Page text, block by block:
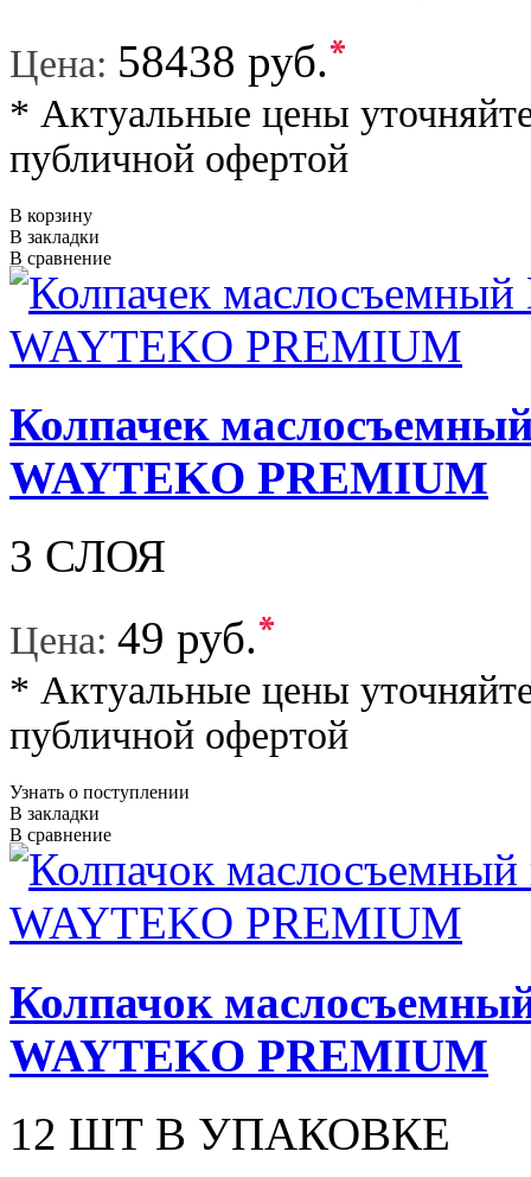
Цена: 58438 руб.*
* Актуальные цены
публичной офертой
В корзину
В закладки
В сравнение
Колпачек
WAYTEKO PREMIUM
3 СЛОЯ
Цена: 49 руб.*
* Актуальные цены
публичной офертой
Узнать о поступлении
В закладки
В сравнение
Колпачок
WAYTEKO PREMIUM
12 ШТ В УПАКОВКЕ